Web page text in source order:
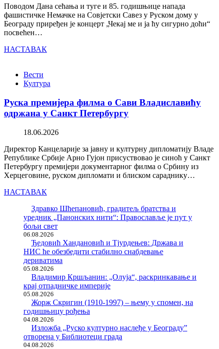
Поводом Дана сећања и туге и 85. годишњице напада
фашистичке Немачке на Совјетски Савез у Руском дому у
Београду приређен је концерт „Чекај ме и ја ћу сигурно доћи“
посвећен…
НАСТАВАК
Вести
Култура
Руска премијера филма о Сави Владиславићу
одржана у Санкт Петербургу
18.06.2026
Директор Канцеларије за јавну и културну дипломатију Владе
Републике Србије Арно Гујон присуствовао је синоћ у Санкт
Петербургу премијери документарног филма о Србину из
Херцеговине, руском дипломати и блиском сараднику…
НАСТАВАК
Здравко Шћепановић, градитељ братства и
уредник „Панонских нити“: Православље је пут у
бољи свет
06.08.2026
Ђедовић Хандановић и Тјурдењев: Држава и
НИС ће обезбедити стабилно снабдевање
дериватима
05.08.2026
Владимир Кршљанин: „Олуја“, раскринкавање и
крај отпадничке империје
05.08.2026
Жорж Скригин (1910-1997) – њему у спомен, на
годишњицу рођења
04.08.2026
Изложба „Руско културно наслеђе у Београду”
отворена у Библиотеци града
04.08.2026